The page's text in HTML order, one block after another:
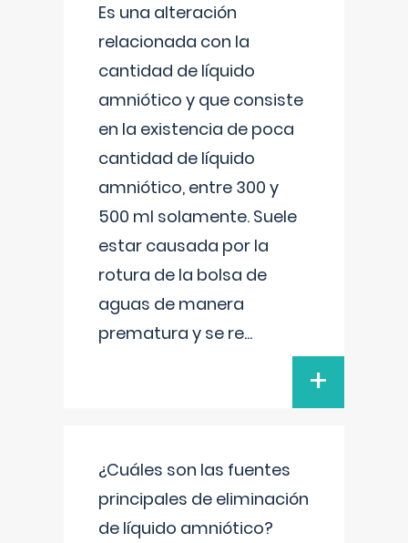
Es una alteración
relacionada con la
cantidad de líquido
amniótico y que consiste
en la existencia de poca
cantidad de líquido
amniótico, entre 300 y
500 ml solamente. Suele
estar causada por la
rotura de la bolsa de
aguas de manera
prematura y se re...
+
¿Cuáles son las fuentes
principales de eliminación
de líquido amniótico?